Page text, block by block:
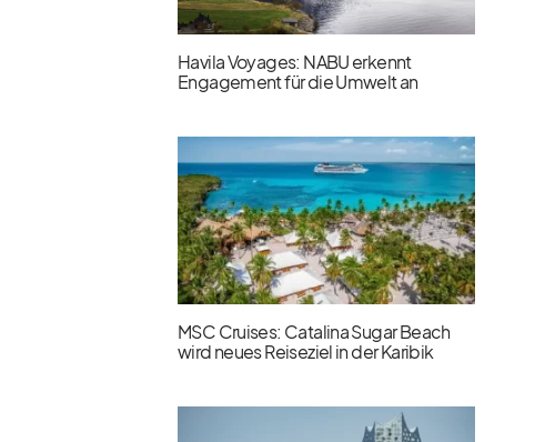
Havila Voyages: NABU erkennt
Engagement für die Umwelt an
MSC Cruises: Catalina Sugar Beach
wird neues Reiseziel in der Karibik